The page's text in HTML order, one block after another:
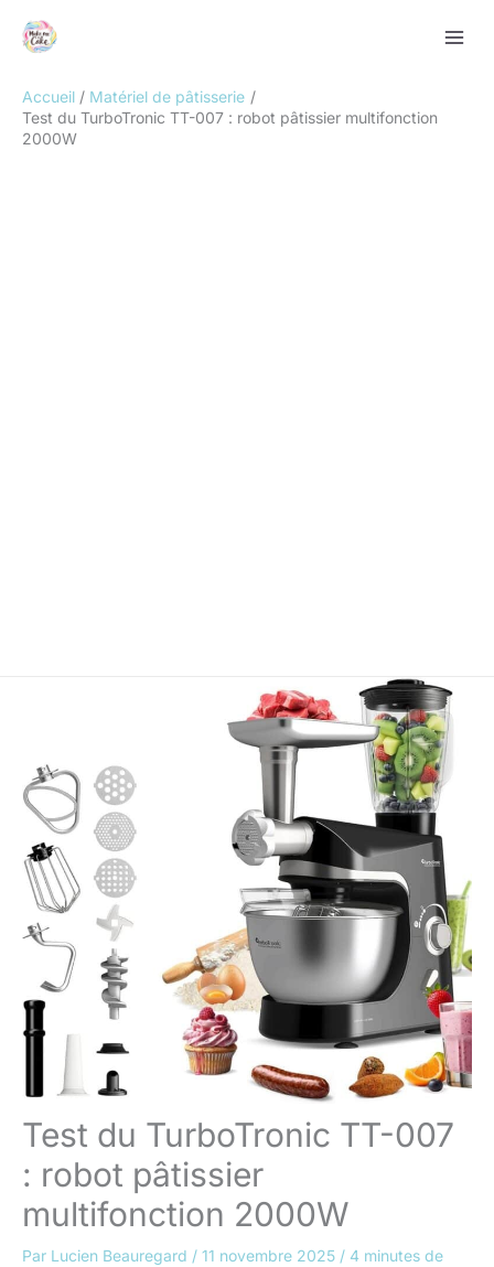
Accueil
Matériel de pâtisserie
Test du TurboTronic TT-007 : robot pâtissier multifonction
2000W
Test du TurboTronic TT-007
: robot pâtissier
multifonction 2000W
Par Lucien Beauregard / 11 novembre 2025 / 4 minutes de